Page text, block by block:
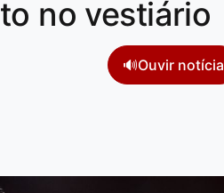
no vestiário
🔊Ouvir notícia